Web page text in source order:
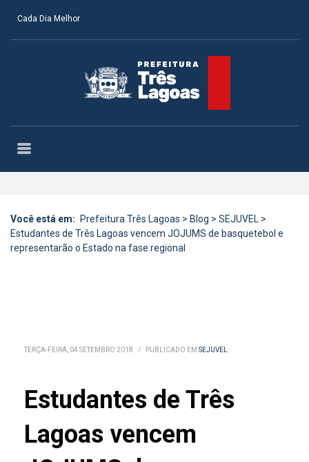
Cada Dia Melhor
Você está em: Prefeitura Três Lagoas > Blog > SEJUVEL >
Estudantes de Três Lagoas vencem JOJUMS de basquetebol e
representarão o Estado na fase regional
TERÇA-FEIRA, 04 SETEMBRO 2018 / PUBLICADO EM SEJUVEL
Estudantes de Três
Lagoas vencem